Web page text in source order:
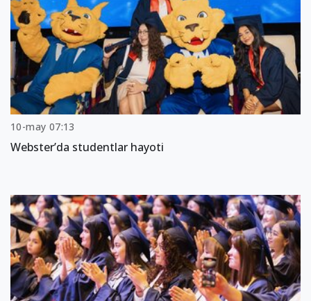
10-may 07:13
Webster’da studentlar hayoti